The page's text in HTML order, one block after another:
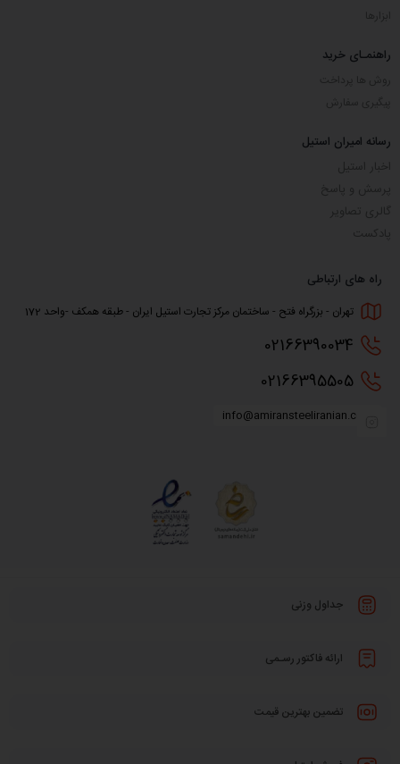
راهنمـای خرید
رسانه امیران استیل
راه های ارتباطی
تهران - بزرگراه فتح - ساختمان مرکز تجارت استیل ایران - طبقه همکف -واحد 172
02166390034
02166395505
info@amiransteeliranian.com
جداول وزنی
ارائه فاکتور رسـمی
تضمین بهترین قیمت